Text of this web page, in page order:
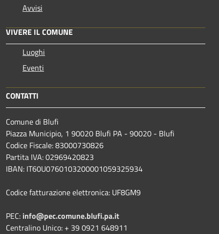
Avvisi
VIVERE IL COMUNE
Luoghi
Eventi
CONTATTI
Comune di Blufi
Piazza Municipio, 1 90020 Blufi PA - 90020 - Blufi
Codice Fiscale: 83000730826
Partita IVA: 02969420823
IBAN: IT60U0760103200001059325934
Codice fatturazione elettronica: UF8GM9
PEC: info@pec.comune.blufi.pa.it
Centralino Unico: + 39 0921 648911